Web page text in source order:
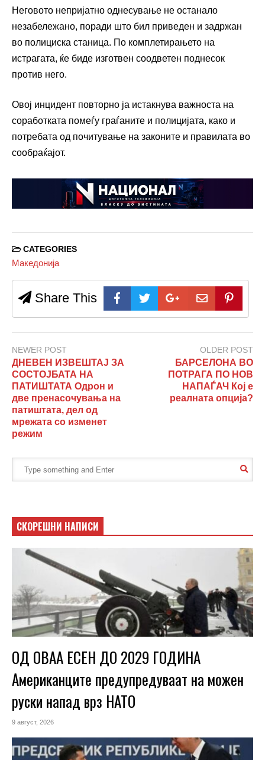
Неговото непријатно однесување не останало
незабележано, поради што бил приведен и задржан
во полициска станица. По комплетирањето на
истрагата, ќе биде изготвен соодветен поднесок
против него.
Овој инцидент повторно ја истакнува важноста на
соработката помеѓу граѓаните и полицијата, како и
потребата од почитување на законите и правилата во
сообраќајот.
CATEGORIES
Македонија
Share This
NEWER POST
ДНЕВЕН ИЗВЕШТАЈ ЗА
СОСТОЈБАТА НА
ПАТИШТАТА Одрон и
две пренасочувања на
патиштата, дел од
мрежата со изменет
режим
OLDER POST
БАРСЕЛОНА ВО
ПОТРАГА ПО НОВ
НАПАЃАЧ Кој е
реалната опција?
СКОРЕШНИ НАПИСИ
ОД ОВАА ЕСЕН ДО 2029 ГОДИНА
Американците предупредуваат на можен
руски напад врз НАТО
9 август, 2026